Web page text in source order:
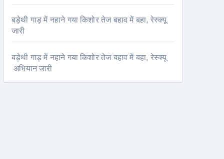
बड़ेथी गाड़ में नहाने गया किशोर तेज बहाव में बहा, रेस्क्यू
जारी
बड़ेथी गाड़ में नहाने गया किशोर तेज बहाव में बहा, रेस्क्यू
अभियान जारी